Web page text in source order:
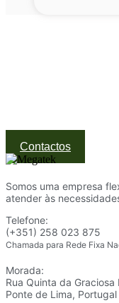
Contactos
Somos uma empresa
atender às
Telefone:
(+351) 258 023 875
Chamada para Rede Fixa
Morada:
Rua Quinta da Graciosa
Ponte de Lima, Portugal